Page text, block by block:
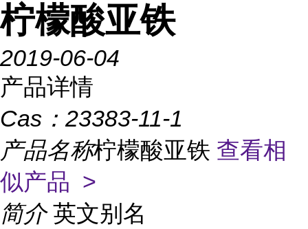
柠檬酸亚铁
2019-06-04
产品详情
Cas： 23383-11-1
产品名称柠檬酸亚铁 查看相
似产品 >
简介 英文别名